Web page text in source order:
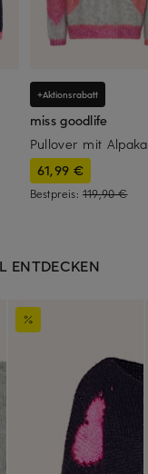
+Aktionsrabatt
miss goodlife
Pullover mit Alpaka
61,99 €
Bestpreis: 119,90 €
ENTDECKEN